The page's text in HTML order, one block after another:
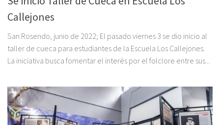
Callejones
San Rosendo, junio de 2022; El pasado viernes 3 se dio inicio al
taller de cueca para estudiantes de la Escuela Los Callejones.
La iniciativa busca fomentar el interés por el folclore entre sus...